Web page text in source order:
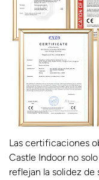
Las certificaciones
Castle Indoor no
reflejan la solidez de